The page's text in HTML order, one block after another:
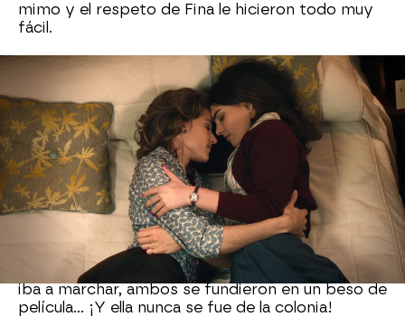
mimo y el respeto de Fina le hicieron todo muy
fácil.
El beso de #Lulu
Otro de los momentos más románticos de estos
primeros cien capítulos fue el beso de
despedida entre la doctoraLuz y Luis Merino
Los jóvenes habían tenido varias idas y venidas,
y, finalmente, cuando parecía que la doctora se
iba a marchar, ambos se fundieron en un beso de
película... ¡Y ella nunca se fue de la colonia!